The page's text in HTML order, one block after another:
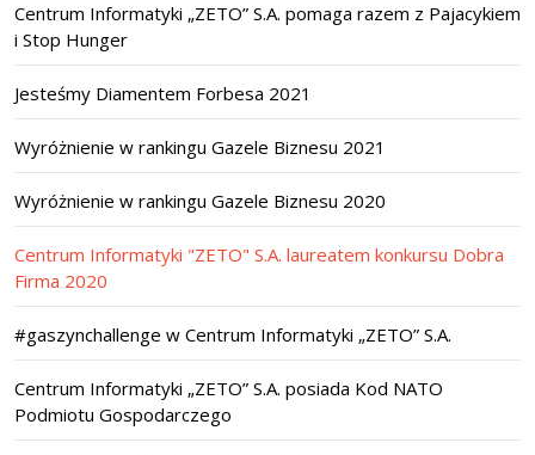
Centrum Informatyki „ZETO” S.A. pomaga razem z Pajacykiem
i Stop Hunger
Jesteśmy Diamentem Forbesa 2021
Wyróżnienie w rankingu Gazele Biznesu 2021
Wyróżnienie w rankingu Gazele Biznesu 2020
Centrum Informatyki "ZETO" S.A. laureatem konkursu Dobra
Firma 2020
#gaszynchallenge w Centrum Informatyki „ZETO” S.A.
Centrum Informatyki „ZETO” S.A. posiada Kod NATO
Podmiotu Gospodarczego